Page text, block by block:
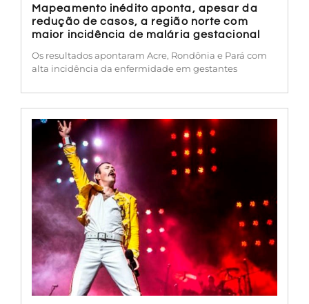
Mapeamento inédito aponta, apesar da
redução de casos, a região norte com
maior incidência de malária gestacional
Os resultados apontaram Acre, Rondônia e Pará com
alta incidência da enfermidade em gestantes